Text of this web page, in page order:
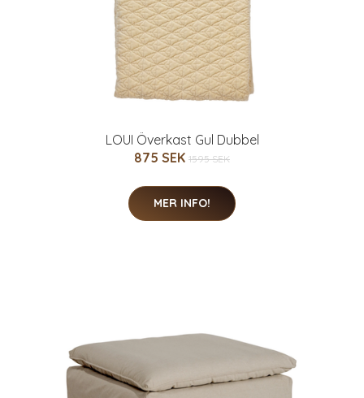
LOUI Överkast Gul Dubbel
875 SEK 1595 SEK
MER INFO!